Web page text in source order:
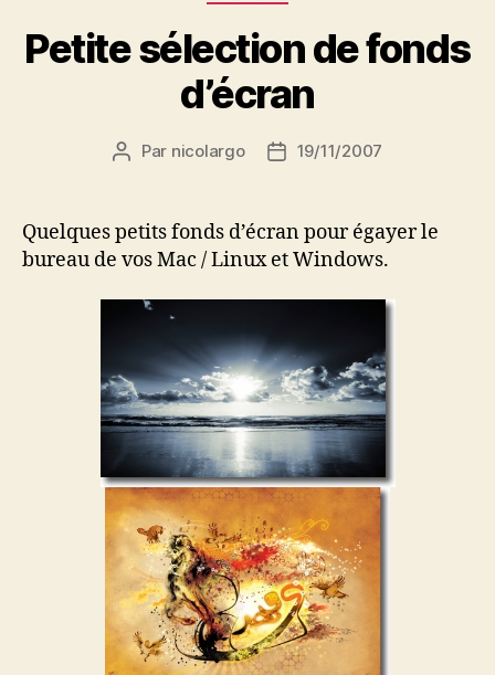
Petite sélection de fonds
d’écran
Auteur
Par nicolargo
Date19/11/2007
Quelques petits fonds d’écran pour égayer le
bureau de vos Mac / Linux et Windows.